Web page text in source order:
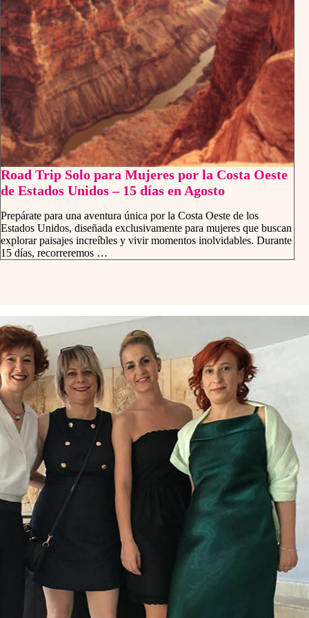
Road Trip Solo para Mujeres por la Costa Oeste
de Estados Unidos – 15 días en Agosto
Prepárate para una aventura única por la Costa Oeste de los
Estados Unidos, diseñada exclusivamente para mujeres que buscan
explorar paisajes increíbles y vivir momentos inolvidables. Durante
15 días, recorreremos …